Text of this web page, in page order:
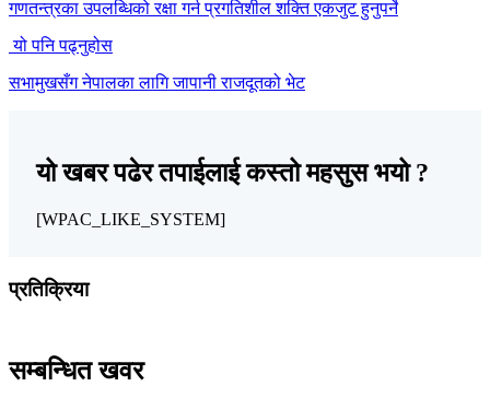
गणतन्त्रका उपलब्धिको रक्षा गर्न प्रगतिशील शक्ति एकजुट हुनुपर्ने
यो पनि पढ्नुहोस
सभामुखसँग नेपालका लागि जापानी राजदूतको भेट
यो खबर पढेर तपाईलाई कस्तो महसुस भयो ?
[WPAC_LIKE_SYSTEM]
प्रतिक्रिया
सम्बन्धित खवर